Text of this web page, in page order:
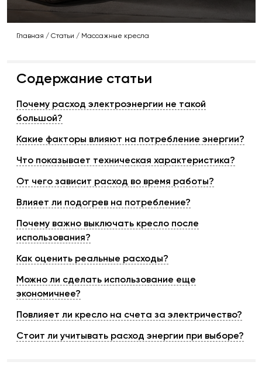
Главная / Статьи / Массажные кресла
Содержание статьи
Почему расход электроэнергии не такой
большой?
Какие факторы влияют на потребление энергии?
Что показывает техническая характеристика?
От чего зависит расход во время работы?
Влияет ли подогрев на потребление?
Почему важно выключать кресло после
использования?
Как оценить реальные расходы?
Можно ли сделать использование еще
экономичнее?
Повлияет ли кресло на счета за электричество?
Стоит ли учитывать расход энергии при выборе?